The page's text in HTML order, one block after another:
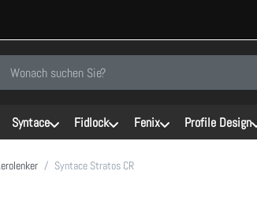
Sie einen Suchbegriff ein. Während Sie tippen,
Syntace Fidlock Fenix Profile Design
Syntace Stratos CR